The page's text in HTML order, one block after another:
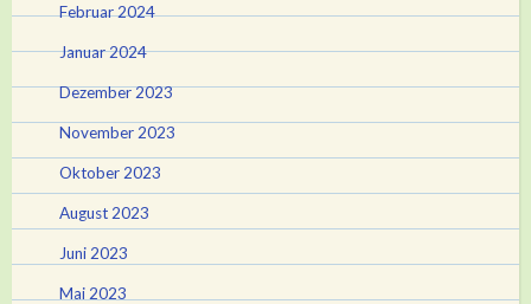
Februar 2024
Januar 2024
Dezember 2023
November 2023
Oktober 2023
August 2023
Juni 2023
Mai 2023